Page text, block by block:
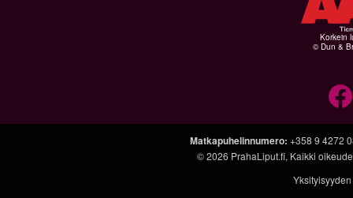
Korkein
© Dun &
Matkapuhelinnumero: +358 9 4272
© 2026 PrahaLiput.fi, Kaikki